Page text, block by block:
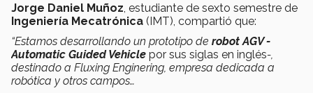
Jorge Daniel Muñoz , estudiante de sexto semestre de
Ingeniería Mecatrónica (IMT), compartió que:
“Estamos desarrollando un prototipo de robot AGV -
Automatic Guided Vehicle por sus siglas en inglés-,
destinado a Fluxing Enginering, empresa dedicada a
robótica y otros campos…